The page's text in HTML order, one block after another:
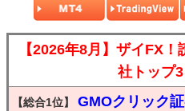
【2026年8月】ザイFX
社トップ3
【総合1位】 GMOクリック証